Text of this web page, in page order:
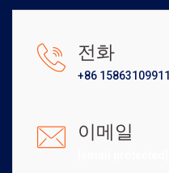
전화
+86 15863109911
이메일